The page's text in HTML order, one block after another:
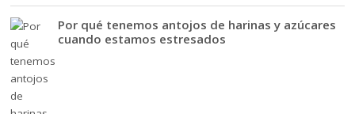
Por qué tenemos antojos de harinas y azúcares
cuando estamos estresados